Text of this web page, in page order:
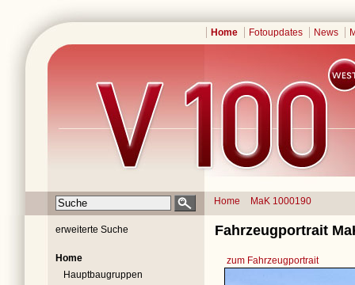
Home Fotoupdates News
Home MaK 1000190
erweiterte Suche
Home
Hauptbaugruppen
Fahrzeugportrait
zum Fahrzeugportrait